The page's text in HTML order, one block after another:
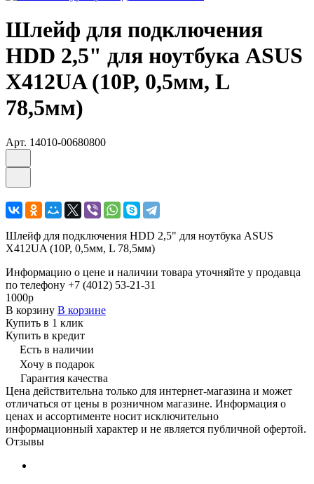
Шлейф для подключения
HDD 2,5" для ноутбука ASUS
X412UA (10P, 0,5мм, L
78,5мм)
Арт. 14010-00680800
Шлейф для подключения HDD 2,5" для ноутбука ASUS
X412UA (10P, 0,5мм, L 78,5мм)
Информацию о цене и наличии товара уточняйте у продавца
по телефону +7 (4012) 53-21-31
1000р
В корзину В корзине
Купить в 1 клик
Купить в кредит
Есть в наличии
Хочу в подарок
Гарантия качества
Цена действительна только для интернет-магазина и может
отличаться от цены в розничном магазине. Информация о
ценах и ассортименте носит исключительно
информационный характер и не является публичной офертой.
Отзывы